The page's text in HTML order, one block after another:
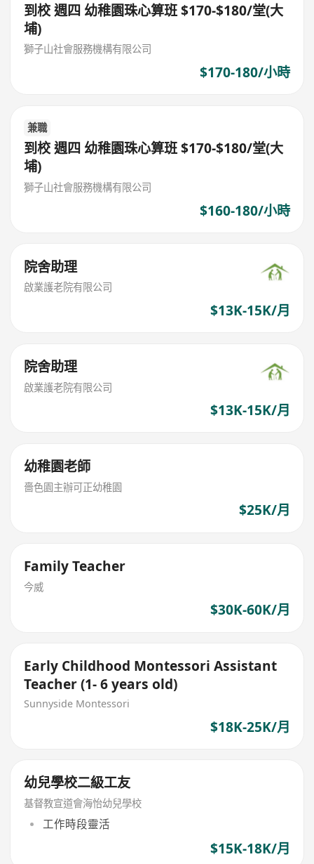
到校 週四 幼稚園珠心算班 $170-$180/堂(大
埔)
獅子山社會服務機構有限公司
$170-180/小時
兼職
到校 週四 幼稚園珠心算班 $170-$180/堂(大
埔)
獅子山社會服務機構有限公司
$160-180/小時
院舍助理
啟業護老院有限公司
$13K-15K/月
院舍助理
啟業護老院有限公司
$13K-15K/月
幼稚園老師
嗇色園主辦可正幼稚園
$25K/月
Family Teacher
今威
$30K-60K/月
Early Childhood Montessori Assistant
Teacher (1- 6 years old)
Sunnyside Montessori
$18K-25K/月
幼兒學校二級工友
基督教宣道會海怡幼兒學校
工作時段靈活
$15K-18K/月